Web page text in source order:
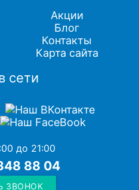
Акции
Блог
Контакты
Карта сайта
сети
до 21:00
88 04
ЗВОНОК